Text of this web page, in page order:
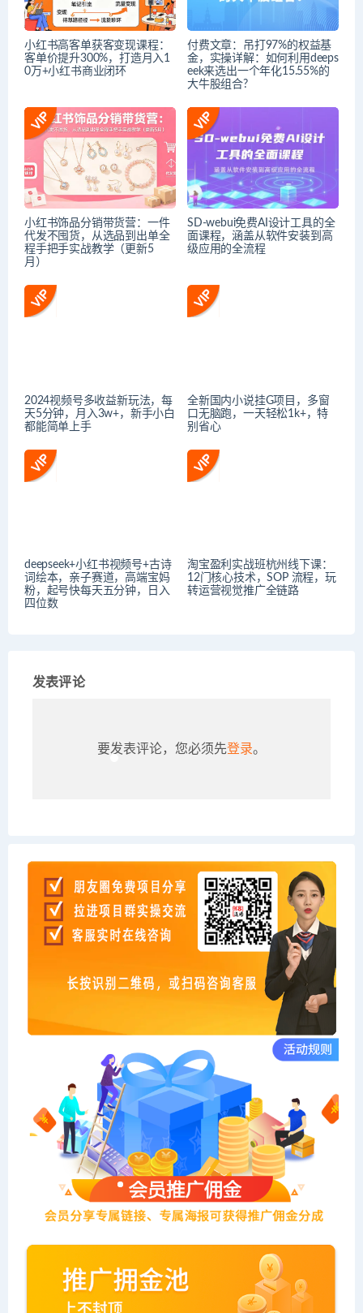
小红书高客单获客变现课程：
客单价提升300%，打造月入1
0万+小红书商业闭环
付费文章：吊打97%的权益基
金，实操详解：如何利用deeps
eek来选出一个年化15.55%的
大牛股组合?
小红书饰品分销带货营：一件
代发不囤货，从选品到出单全
程手把手实战教学（更新5
月）
SD-webui免费AI设计工具的全
面课程，涵盖从软件安装到高
级应用的全流程
2024视频号多收益新玩法，每
天5分钟，月入3w+，新手小白
都能简单上手
全新国内小说挂G项目，多窗
口无脑跑，一天轻松1k+，特
别省心
deepseek+小红书视频号+古诗
词绘本，亲子赛道，高端宝妈
粉，起号快每天五分钟，日入
四位数
淘宝盈利实战班杭州线下课：
12门核心技术，SOP 流程，玩
转运营视觉推广全链路
发表评论
要发表评论，您必须先登录。